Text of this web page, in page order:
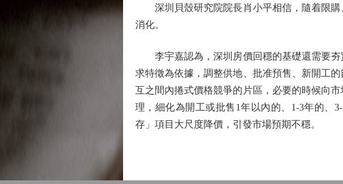
深圳貝殼研究院院長肖小平相信，隨着限購
消化。
李宇嘉認為，深圳房價回穩的基礎還需要夯
求特徵為依據，調整供地、批准預售、新開工
互之間內捲式價格競爭的片區，必要的時候向
理，細化為開工或批售1年以內的、1-3年的、
存」項目大尺度降價，引發市場預期不穩。